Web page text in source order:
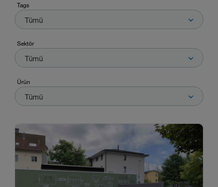
Tags
Tümü
Tags
Sektör
Tümü
Sektör
Ürün
Tümü